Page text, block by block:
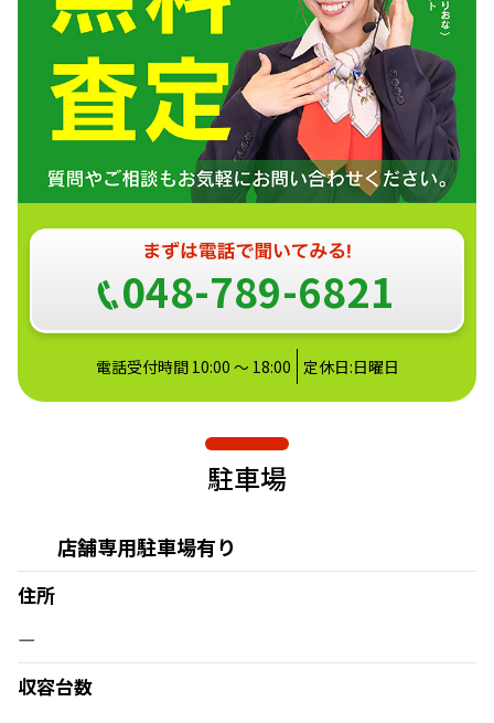
048-789-6821
電話受付時間 10:00 ～ 18:00 定休日:日曜日
駐車場
店舗専用駐車場有り
住所
ー
収容台数